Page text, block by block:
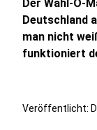
Der Wahl-O-
Deutschland
man nicht
funktioniert
Veröffentlicht: